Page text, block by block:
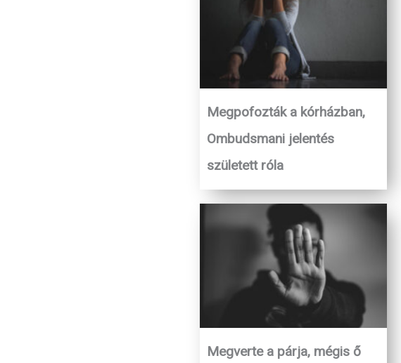
Megpofozták a kórházban,
Ombudsmani jelentés
született róla
Megverte a párja, mégis ő